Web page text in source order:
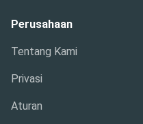
Perusahaan
Tentang Kami
Privasi
Aturan